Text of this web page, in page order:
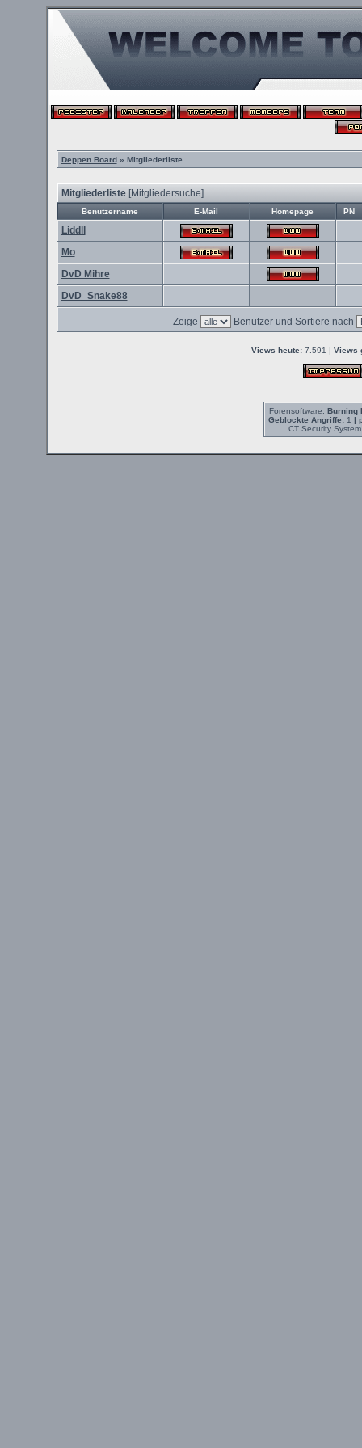
Deppen Board» Mitgliederliste
Mitgliederliste[Mitgliedersuche]
Benutzername E-Mail Homepage PN
Liddll
Mo
DvD Mihre
DvD_Snake88
Zeige Benutzer und Sortiere nach
Views heute:7.591 | Views
Forensoftware: Burning
Geblockte Angriffe:1 |
CT Security